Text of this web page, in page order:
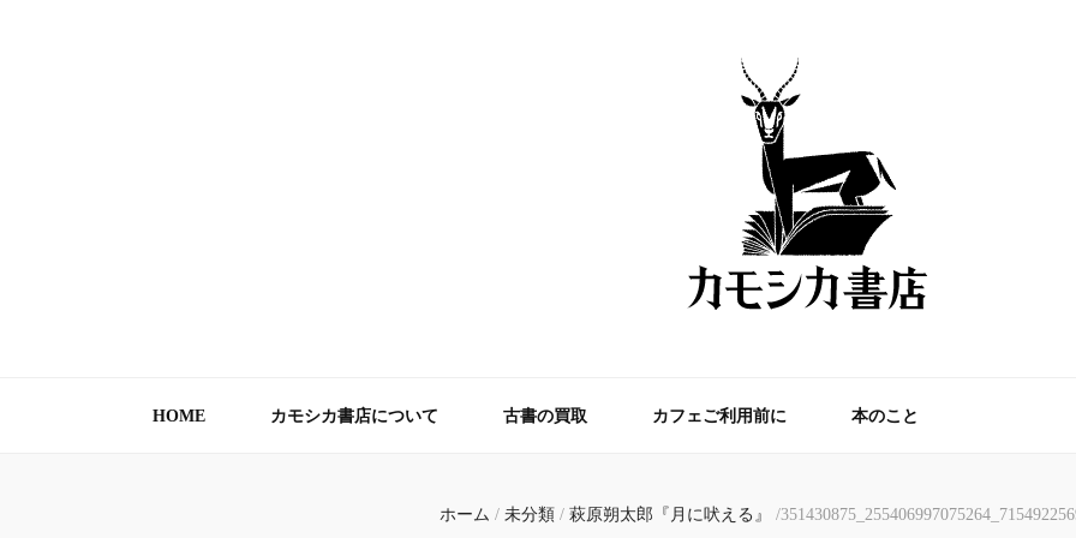
HOME カモシカ書店について 古書の買取 カフェご利用前に 本のこと
ホーム / 未分類 / 萩原朔太郎『月に吠える』 /